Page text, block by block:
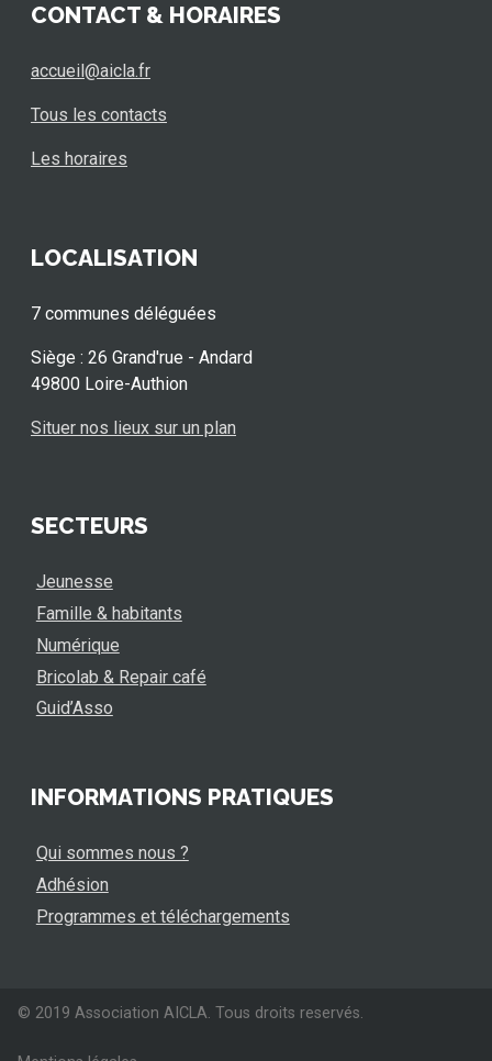
CONTACT & HORAIRES
accueil@aicla.fr
Tous les contacts
Les horaires
LOCALISATION
7 communes déléguées
Siège : 26 Grand'rue - Andard
49800 Loire-Authion
Situer nos lieux sur un plan
SECTEURS
Jeunesse
Famille & habitants
Numérique
Bricolab & Repair café
Guid’Asso
INFORMATIONS PRATIQUES
Qui sommes nous ?
Adhésion
Programmes et téléchargements
© 2019 Association AICLA. Tous droits reservés.